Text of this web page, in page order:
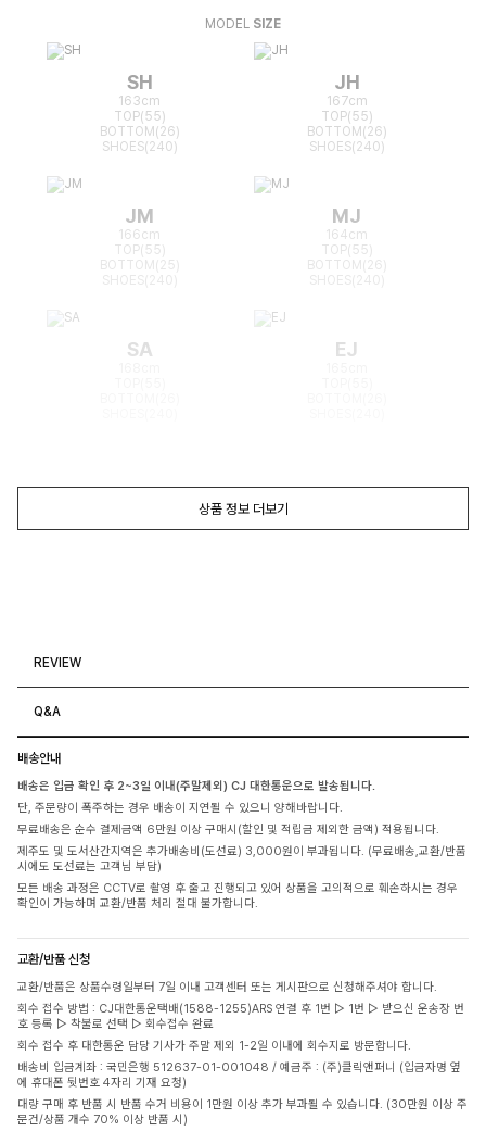
MODEL SIZE
SH
163cm
TOP(55)
BOTTOM(26)
SHOES(240)
JH
167cm
TOP(55)
BOTTOM(26)
SHOES(240)
JM
166cm
TOP(55)
BOTTOM(25)
MJ
164cm
TOP(55)
BOTTOM(26)
SA EJ
상품 정보 더보기
REVIEW
Q&A
배송안내
배송은 입금 확인 후 2~3일 이내(주말제외) CJ 대한통운으로 발송됩니다.
단, 주문량이 폭주하는 경우 배송이 지연될 수 있으니 양해바랍니다.
무료배송은 순수 결제금액 6만원 이상 구매시(할인 및 적립금 제외한 금액) 적용됩니다.
제주도 및 도서산간지역은 추가배송비(도선료) 3,000원이 부과됩니다. (무료배송,교환/반품
시에도 도선료는 고객님 부담)
모든 배송 과정은 CCTV로 촬영 후 출고 진행되고 있어 상품을 고의적으로 훼손하시는 경우
확인이 가능하며 교환/반품 처리 절대 불가합니다.
교환/반품 신청
교환/반품은 상품수령일부터 7일 이내 고객센터 또는 게시판으로 신청해주셔야 합니다.
회수 접수 방법 : CJ대한통운택배(1588-1255)ARS 연결 후 1번 ▷ 1번 ▷ 받으신 운송장 번
호 등록 ▷ 착불로 선택 ▷ 회수접수 완료
회수 접수 후 대한통운 담당 기사가 주말 제외 1-2일 이내에 회수지로 방문합니다.
배송비 입금계좌 : 국민은행 512637-01-001048 / 예금주 : (주)클릭앤퍼니 (입금자명 옆
에 휴대폰 뒷번호 4자리 기재 요청)
대량 구매 후 반품 시 반품 수거 비용이 1만원 이상 추가 부과될 수 있습니다. (30만원 이상 주
문건/상품 개수 70% 이상 반품 시)